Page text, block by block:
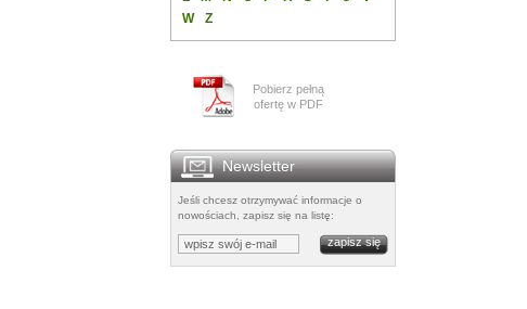
W
Z
Pobierz pełną
ofertę w PDF
Newsletter
Jeśli chcesz otrzymywać informacje o
nowościach, zapisz się na listę: